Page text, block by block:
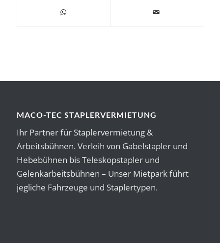
MACO-TEC STAPLERVERMIETUNG
Ihr Partner für Staplervermietung &
Arbeitsbühnen. Verleih von Gabelstapler und
Hebebühnen bis Teleskopstapler und
Gelenkarbeitsbühnen – Unser Mietpark führt
jegliche Fahrzeuge und Staplertypen.